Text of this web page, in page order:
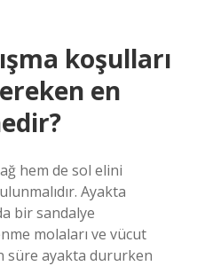
koşulları
en
hem de sol elini
Ayakta
bir sandalye
molaları ve vücut
süre ayakta dururken